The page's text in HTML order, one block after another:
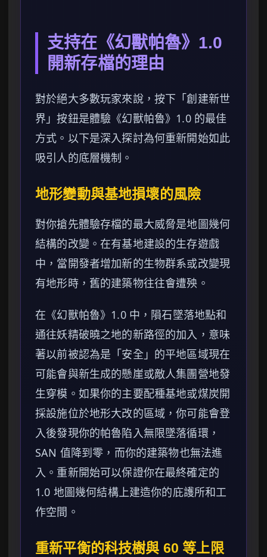
支持在《幻獸帕魯》1.0
開新存檔的理由
對於絕大多數玩家來說，按下「創建新世
界」按鈕是體驗《幻獸帕魯》1.0 的最佳
方式。以下是深入探討為何重新開始如此
吸引人的底層機制。
地形變動與基地損壞的風險
對你搶先體驗存檔的最大威脅是地圖幾何
結構的改變。在有基地建設的生存遊戲
中，當開發者增加新的生物群系或改變現
有地形時，舊的建築物往往會遭殃。
在《幻獸帕魯》1.0 中，隕石墜落地點和
通往妖精破曉之地的新路徑的加入，意味
著以前被認為是「安全」的平地區域現在
可能會與新生成的懸崖或敵人集團營地發
生穿模。如果你的主要配種基地或煤炭開
採設施位於地形大改的區域，你可能會登
入後發現你的帕魯陷入無限墜落循環，
SAN 值降到零，而你的建築物也無法進
入。重新開始可以保證你在最終確定的
1.0 地圖幾何結構上建造你的庇護所和工
作空間。
重新平衡的科技樹與 60 等上限